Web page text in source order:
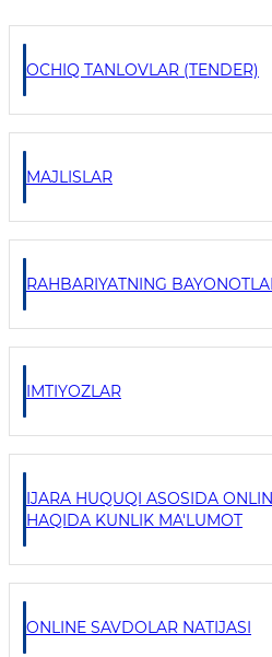
OCHIQ TANLOVLAR (TENDER)
MAJLISLAR
RAHBARIYATNING
IMTIYOZLAR
IJARA HUQUQI ASOSIDA
HAQIDA KUNLIK MA'LUMOT
ONLINE SAVDOLAR NATIJASI